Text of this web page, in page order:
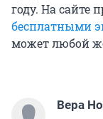
году. На сайте
бесплатными
может любой
Вера